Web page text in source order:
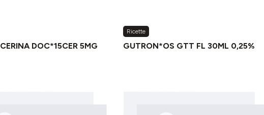
DOC*15CER 5MG
Ricette
GUTRON*OS GTT FL 30ML 0,25%